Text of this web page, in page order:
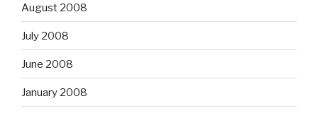
August 2008
July 2008
June 2008
January 2008